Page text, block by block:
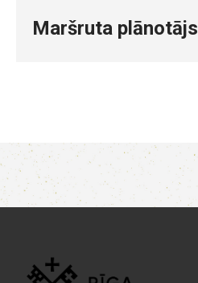
Maršruta plānotājs